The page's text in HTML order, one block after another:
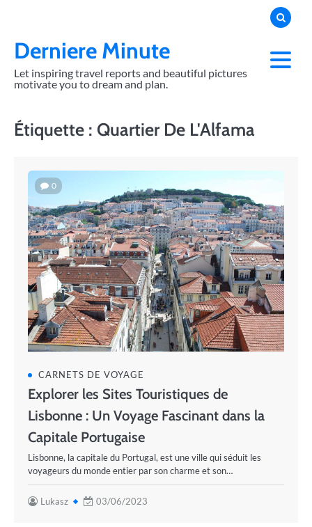
contentDerniere Minute
Let inspiring travel reports and beautiful pictures
motivate you to dream and plan.
Étiquette : Quartier De L'Alfama
0
CARNETS DE VOYAGE
Explorer les Sites Touristiques de
Lisbonne : Un Voyage Fascinant dans la
Capitale Portugaise
Lisbonne, la capitale du Portugal, est une ville qui séduit les
voyageurs du monde entier par son charme et son…
Lukasz 03/06/2023